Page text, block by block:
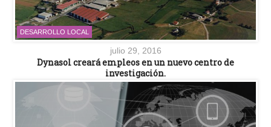
DESARROLLO LOCAL
julio 29, 2016
Dynasol creará empleos en un nuevo centro de
investigación.